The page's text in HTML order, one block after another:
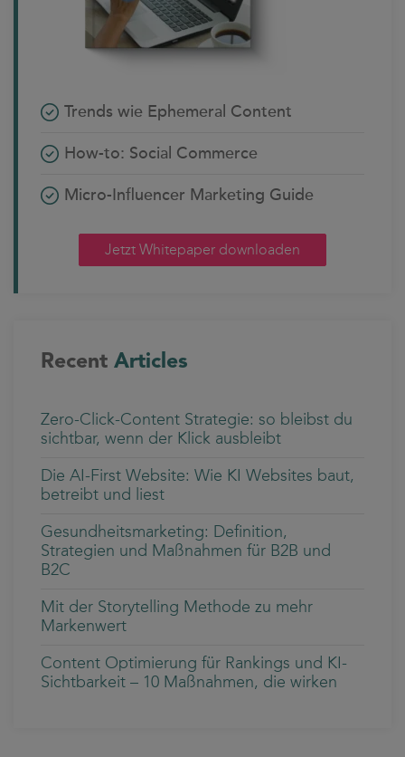
Trends wie Ephemeral Content
How-to: Social Commerce
Micro-Influencer Marketing Guide
Jetzt Whitepaper downloaden
Recent Articles
Zero-Click-Content Strategie: so bleibst du
sichtbar, wenn der Klick ausbleibt
Die AI-First Website: Wie KI Websites baut,
betreibt und liest
Gesundheitsmarketing: Definition,
Strategien und Maßnahmen für B2B und
B2C
Mit der Storytelling Methode zu mehr
Markenwert
Content Optimierung für Rankings und KI-
Sichtbarkeit – 10 Maßnahmen, die wirken